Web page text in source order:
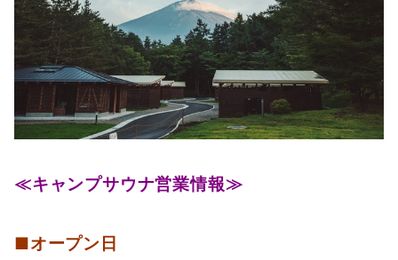
≪キャンプサウナ営業情報≫
■オープン日